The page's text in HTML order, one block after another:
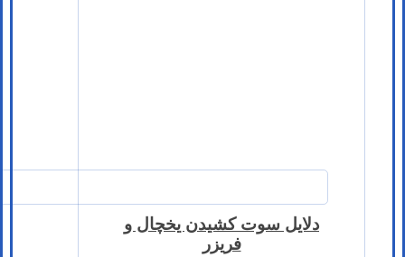
دلایل سوت کشیدن یخچال و
فریزر